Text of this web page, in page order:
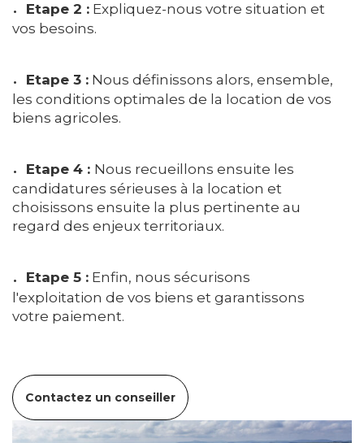
Etape 2 : Expliquez-nous votre situation et
vos besoins.
Etape 3 : Nous définissons alors, ensemble,
les conditions optimales de la location de vos
biens agricoles.
Etape 4 : Nous recueillons ensuite les
candidatures sérieuses à la location et
choisissons ensuite la plus pertinente au
regard des enjeux territoriaux.
Etape 5 : Enfin, nous sécurisons
l'exploitation de vos biens et garantissons
votre paiement.
Contactez un conseiller